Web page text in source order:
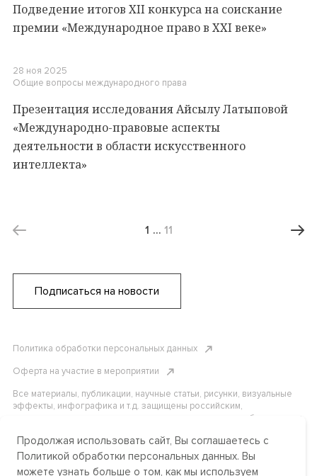
Подведение итогов XII конкурса на соискание
премии «Международное право в XXI веке»
28 ноя 2025
Общие вопросы международного права
Презентация исследования Айсылу Латыповой
«Международно-правовые аспекты
деятельности в области искусственного
интеллекта»
1 … 11
Подписаться на новости
Политика обработки персональных данных
Оферта на участие в мероприятии
Все материалы, публикации, научные статьи, рисунки, визуальные
эффекты, инфографика и т.д. защищены российским,
американским и международным законодательством об авторском
материалов без письменного разрешения АНО «Центр
международных и сравнительно-правовых исследований» или
аффилированных лиц строго запрещено. Пожалуйста, свяжитесь с
Продолжая использовать сайт, Вы соглашаетесь с
Политикой обработки персональных данных. Вы
можете узнать больше о том, как мы используем